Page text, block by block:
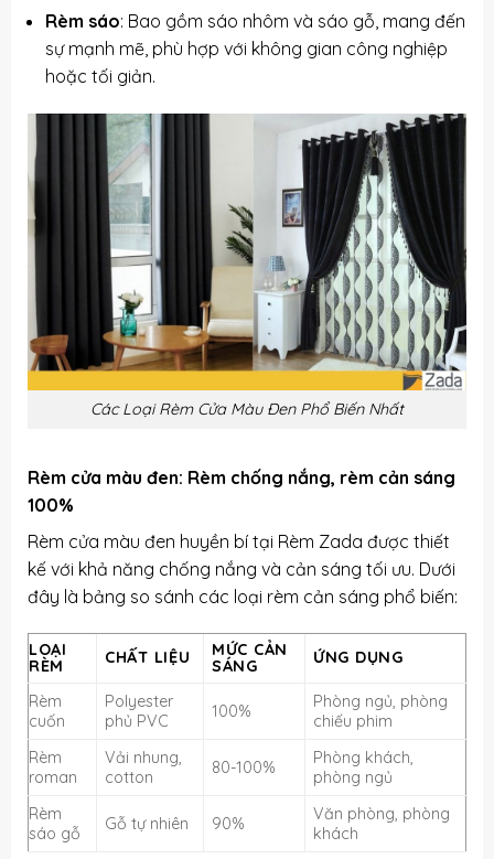
Rèm sáo: Bao gồm sáo nhôm và sáo gỗ, mang đến
sự mạnh mẽ, phù hợp với không gian công nghiệp
hoặc tối giản.
Các Loại Rèm Cửa Màu Đen Phổ Biến Nhất
Rèm cửa màu đen: Rèm chống nắng, rèm cản sáng
100%
Rèm cửa màu đen huyền bí tại Rèm Zada được thiết
kế với khả năng chống nắng và cản sáng tối ưu. Dưới
đây là bảng so sánh các loại rèm cản sáng phổ biến:
LOẠI
RÈM
CHẤT LIỆU
MỨC CẢN
SÁNG
ỨNG DỤNG
Rèm
cuốn
Polyester
phủ PVC
100%
Phòng ngủ, phòng
chiếu phim
Rèm
roman
Vải nhung,
cotton
80-100%
Phòng khách,
phòng ngủ
Rèm
sáo gỗ
Gỗ tự nhiên 90%
Văn phòng, phòng
khách